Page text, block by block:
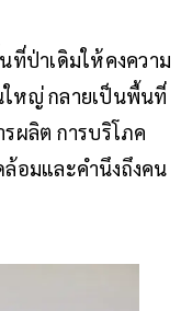
ที่ป่าเดิมให้คงความ
หญ่ กลายเป็นพื้นที่
ผลิต การบริโภค
ล้อมและคำนึงถึงคน